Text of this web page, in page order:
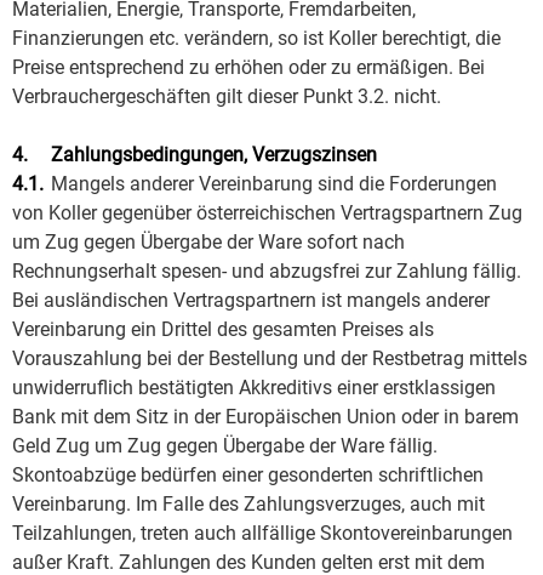
Materialien, Energie, Transporte, Fremdarbeiten,
Finanzierungen etc. verändern, so ist Koller berechtigt, die
Preise entsprechend zu erhöhen oder zu ermäßigen. Bei
Verbrauchergeschäften gilt dieser Punkt 3.2. nicht.
4.
Zahlungsbedingungen, Verzugszinsen
4.1. Mangels anderer Vereinbarung sind die Forderungen
von Koller gegenüber österreichischen Vertragspartnern Zug
um Zug gegen Übergabe der Ware sofort nach
Rechnungserhalt spesen- und abzugsfrei zur Zahlung fällig.
Bei ausländischen Vertragspartnern ist mangels anderer
Vereinbarung ein Drittel des gesamten Preises als
Vorauszahlung bei der Bestellung und der Restbetrag mittels
unwiderruflich bestätigten Akkreditivs einer erstklassigen
Bank mit dem Sitz in der Europäischen Union oder in barem
Geld Zug um Zug gegen Übergabe der Ware fällig.
Skontoabzüge bedürfen einer gesonderten schriftlichen
Vereinbarung. Im Falle des Zahlungsverzuges, auch mit
Teilzahlungen, treten auch allfällige Skontovereinbarungen
außer Kraft. Zahlungen des Kunden gelten erst mit dem